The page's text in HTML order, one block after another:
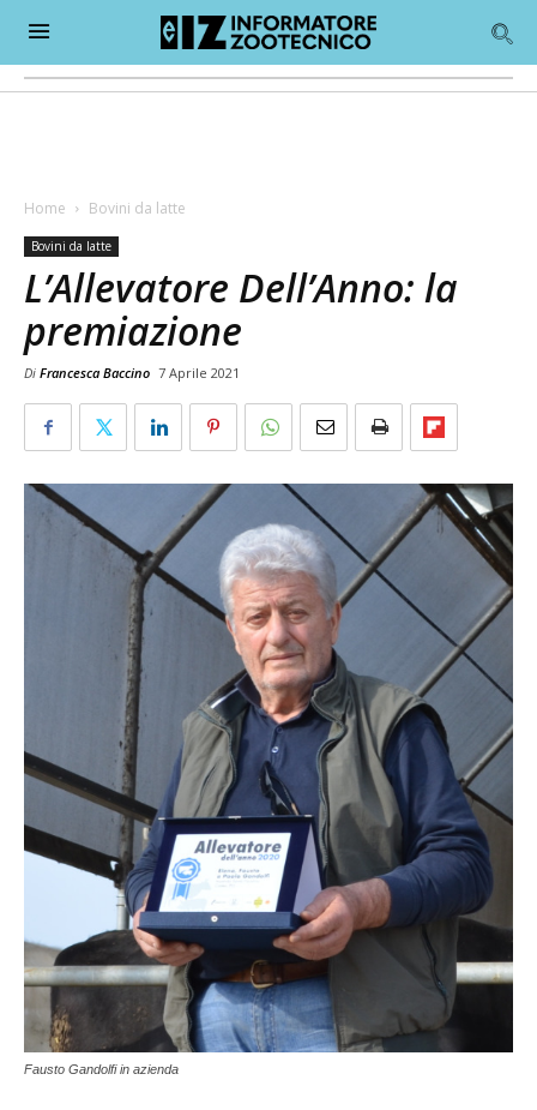
Home Bovini da latte
Bovini da latte
L’Allevatore Dell’Anno: la
premiazione
Di Francesca Baccino 7 Aprile 2021
Fausto Gandolfi in azienda